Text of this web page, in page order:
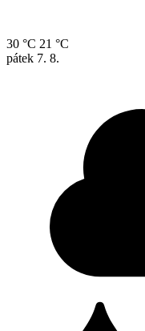
30 °C 21 °C
pátek 7. 8.